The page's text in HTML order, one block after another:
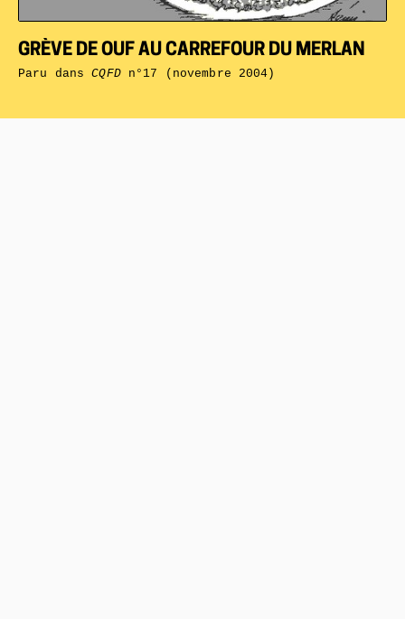
GRÈVE DE OUF AU CARREFOUR DU MERLAN
Paru dansCQFDn°17 (novembre 2004)